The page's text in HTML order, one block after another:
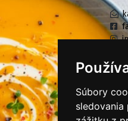
Súbory
sledovania